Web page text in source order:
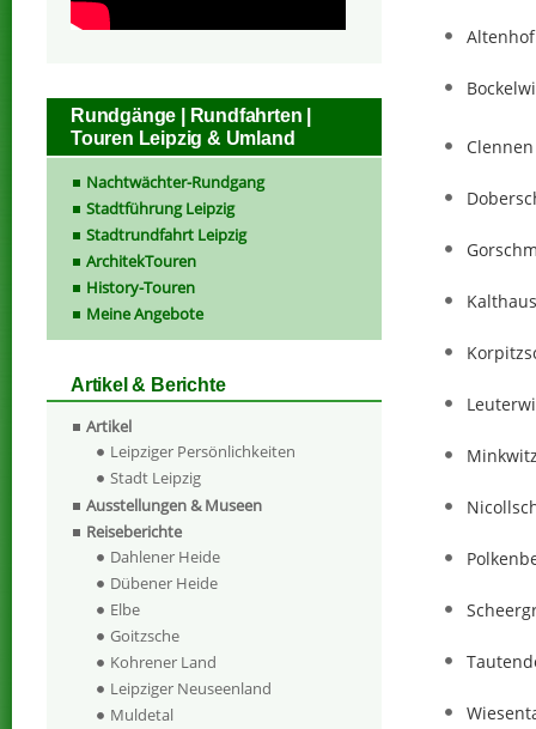
Altenhof
Clennen
Rundgänge | Rundfahrten |
Touren Leipzig & Umland
Nachtwächter-Rundgang
Stadtführung Leipzig
Stadtrundfahrt Leipzig
ArchitekTouren
History-Touren
Meine Angebote
Artikel & Berichte
Artikel
Leipziger Persönlichkeiten
Stadt Leipzig
Ausstellungen & Museen
Reiseberichte
Dahlener Heide
Dübener Heide
Elbe
Goitzsche
Kohrener Land
Leipziger Neuseenland
Muldetal